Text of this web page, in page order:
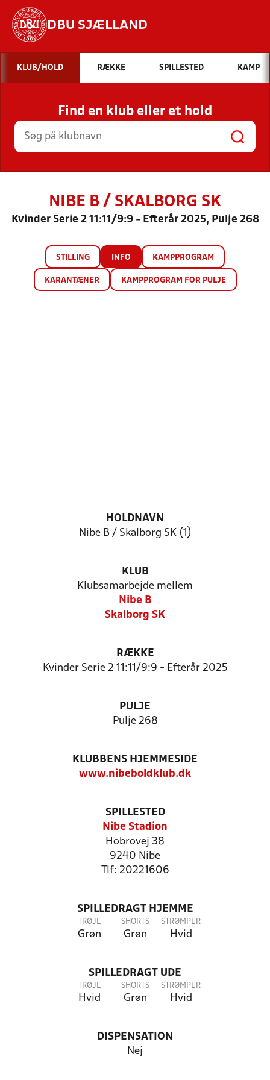
DBU SJÆLLAND
Hvad vil du søge efter?
INDHOLD OG NYHEDER
STILLINGER, RESULTATER, KLUBBER OG
HOLD
KLUB/HOLD RÆKKE SPILLESTED KAMP
Find en klub eller et hold
NIBE B / SKALBORG SK
Kvinder Serie 2 11:11/9:9 - Efterår 2025, Pulje 268
STILLING INFO KAMPPROGRAM
KARANTÆNER KAMPPROGRAM FOR PULJE
HOLDNAVN
Nibe B / Skalborg SK (1)
KLUB
Klubsamarbejde mellem
Nibe B
Skalborg SK
RÆKKE
Kvinder Serie 2 11:11/9:9 - Efterår 2025
PULJE
Pulje 268
KLUBBENS HJEMMESIDE
www.nibeboldklub.dk
SPILLESTED
Nibe Stadion
Hobrovej 38
9240 Nibe
Tlf: 20221606
SPILLEDRAGT HJEMME
TRØJE
Grøn
SHORTS
Grøn
STRØMPER
Hvid
SPILLEDRAGT UDE
TRØJE
Hvid
SHORTS
Grøn
STRØMPER
Hvid
DISPENSATION
Nej